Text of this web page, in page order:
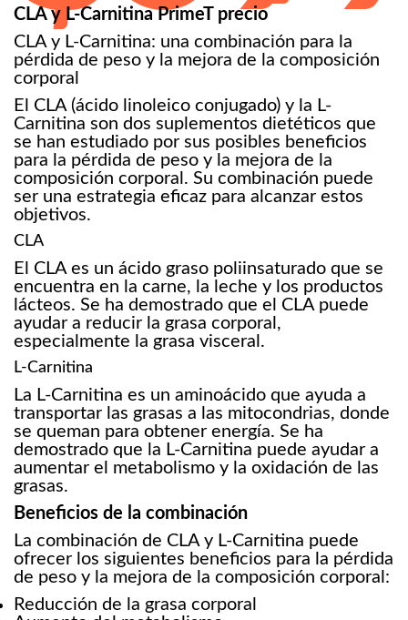
CLA y L-Carnitina PrimeT precio
CLA y L-Carnitina: una combinación para la
pérdida de peso y la mejora de la composición
corporal
El CLA (ácido linoleico conjugado) y la L-
Carnitina son dos suplementos dietéticos que
se han estudiado por sus posibles beneficios
para la pérdida de peso y la mejora de la
composición corporal. Su combinación puede
ser una estrategia eficaz para alcanzar estos
objetivos.
CLA
El CLA es un ácido graso poliinsaturado que se
encuentra en la carne, la leche y los productos
lácteos. Se ha demostrado que el CLA puede
ayudar a reducir la grasa corporal,
especialmente la grasa visceral.
L-Carnitina
La L-Carnitina es un aminoácido que ayuda a
transportar las grasas a las mitocondrias, donde
se queman para obtener energía. Se ha
demostrado que la L-Carnitina puede ayudar a
aumentar el metabolismo y la oxidación de las
grasas.
Beneficios de la combinación
La combinación de CLA y L-Carnitina puede
ofrecer los siguientes beneficios para la pérdida
de peso y la mejora de la composición corporal:
Reducción de la grasa corporal